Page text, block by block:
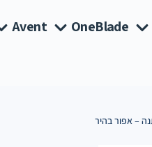
OneBlade
Avent